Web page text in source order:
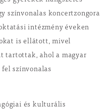
színvonalas koncertzongora
intézmény éveken
is ellátott, mivel
tartottak, ahol a magyar
színvonalas
és kulturális